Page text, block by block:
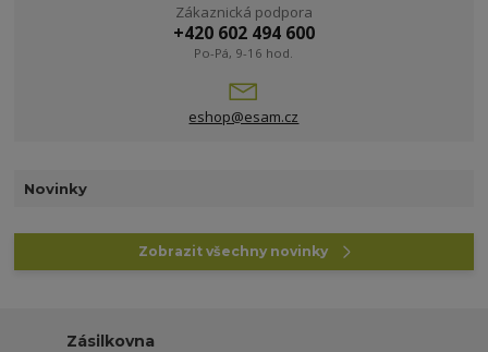
Zákaznická podpora
+420 602 494 600
Po-Pá, 9-16 hod.
eshop@esam.cz
Novinky
Zobrazit všechny novinky
Zásilkovna